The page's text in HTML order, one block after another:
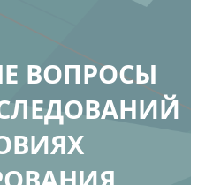
ВОПРОСЫ